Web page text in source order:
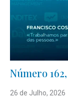
Número
26 de Julho, 2026